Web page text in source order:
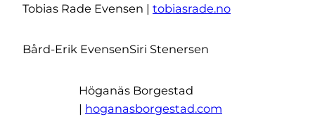
Tobias Rade Evensen | tobiasrade.no
Bård-Erik EvensenSiri Stenersen
Höganäs Borgestad
| hoganasborgestad.com